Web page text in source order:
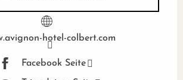
hotel-colbert.com
Facebook Seite